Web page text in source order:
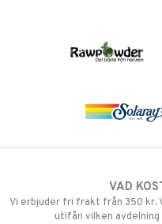
VAD
Vi erbjuder fri frakt från 350
utifån vilken avdelning